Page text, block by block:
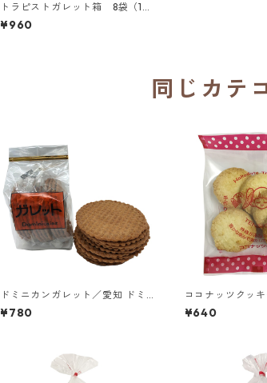
トラピストガレット箱 8袋（16
個）入り／シトー会 那須トラピ
スチヌ修道院
¥960
同じカテ
ドミニカンガレット／愛知 ドミ
ニコ会 聖ヨゼフ修道院
¥780
ココナッツクッキ
館トラピスチヌ修
¥640